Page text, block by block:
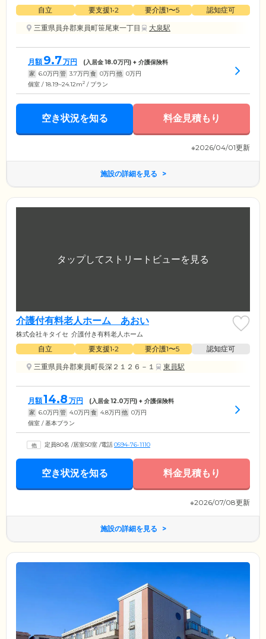
自立 要支援1•2 要介護1〜5
認知症可
三重県員弁郡東員町笹尾東一丁目
大泉駅
月額 9.7万円 (入居金18.0万円) + 介護保険料
家 6.0万円 管 3.7万円 食 0万円 他 0万円
個室 / 18.19~24.12m2 / プラン
空き状況を知る 料金見積もり
※2026/04/01更新
施設の詳細を見る
介護付有料老人ホーム あおい
株式会社キタイセ 介護付き有料老人ホーム
自立 要支援1•2 要介護1〜5
認知症可
三重県員弁郡東員町長深２１２６－１
東員駅
月額14.8 万円 (入居金12.0万円) + 介護保険料
家 6.0万円 管 4.0万円 食 4.8万円 他 0万円
個室 / 基本プラン
定員80名 /居室50室 /電話0594-76-1110
空き状況を知る 料金見積もり
※2026/07/08更新
施設の詳細を見る